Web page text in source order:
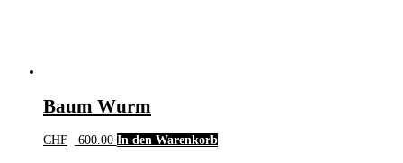
Baum Wurm
CHF 600.00 In den Warenkorb